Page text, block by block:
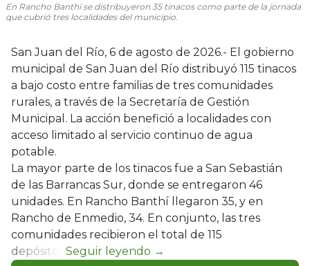
En Rancho Banthí se distribuyeron 35 tinacos como parte de la jornada
que cubrió tres localidades del municipio.
San Juan del Río, 6 de agosto de 2026.- El gobierno
municipal de San Juan del Río distribuyó 115 tinacos
a bajo costo entre familias de tres comunidades
rurales, a través de la Secretaría de Gestión
Municipal. La acción benefició a localidades con
acceso limitado al servicio continuo de agua
potable.
La mayor parte de los tinacos fue a San Sebastián
de las Barrancas Sur, donde se entregaron 46
unidades. En Rancho Banthí llegaron 35, y en
Rancho de Enmedio, 34. En conjunto, las tres
comunidades recibieron el total de 115
depósitos.